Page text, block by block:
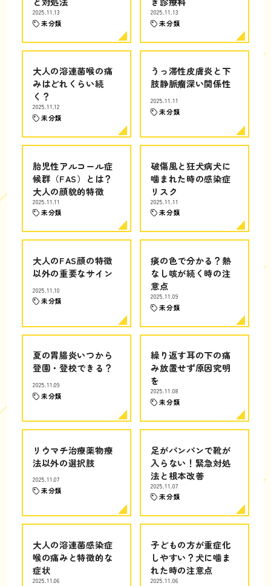
2025.11.13
未分類
2025.11.13
未分類
大人の溶連菌喉の痛
みはどれくらい続
く？
2025.11.12
未分類
うっ滞性皮膚炎と下
肢静脈瘤深い関係性
2025.11.11
未分類
胎児性アルコール症
候群（FAS）とは？
大人の顔貌的特徴
2025.11.11
未分類
破傷風と狂犬病犬に
噛まれた時の感染症
リスク
2025.11.11
未分類
大人のFAS顔の特徴
以外の重要なサイン
2025.11.10
未分類
痰の色で分かる？熱
なし咳が続く時の注
意点
2025.11.09
未分類
夏の胃腸炎いつから
登園・登校できる？
2025.11.09
未分類
繰り返す耳の下の痛
み放置せず原因究明
を
2025.11.08
未分類
リウマチ治療薬物療
法以外の選択肢
2025.11.07
未分類
足がパンパンで靴が
入らない！緊急対処
法と根本改善
2025.11.07
未分類
大人の溶連菌感染症
喉の痛みと特徴的な
症状
2025.11.06
子どもの方が重症化
しやすい？犬に噛ま
れた時の注意点
2025.11.06